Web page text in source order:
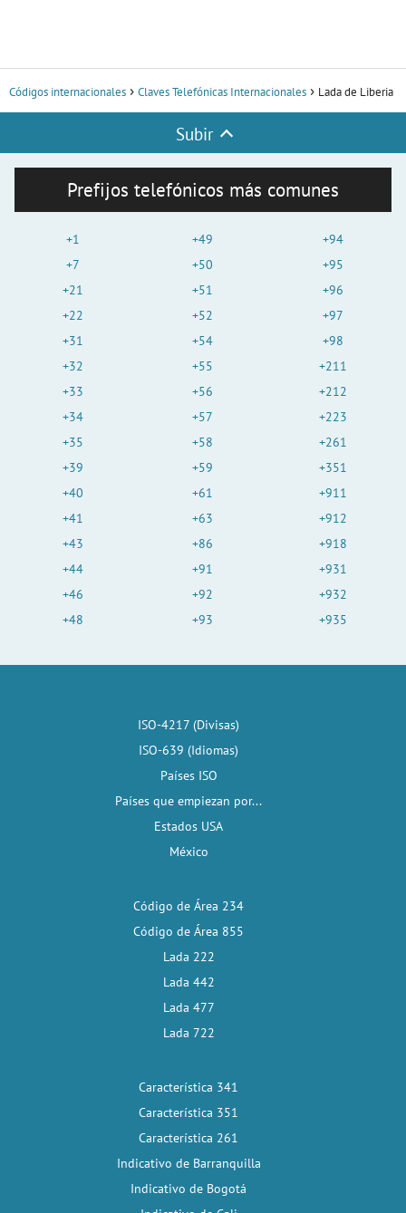
Códigos internacionales Claves Telefónicas Internacionales Lada de Liberia
Subir
Prefijos telefónicos más comunes
+1
+7
+21
+22
+31
+32
+33
+34
+35
+39
+40
+41
+43
+44
+46
+48
+49
+50
+51
+52
+54
+55
+56
+57
+58
+59
+61
+63
+86
+91
+92
+93
+94
+95
+96
+97
+98
+211
+212
+223
+261
+351
+911
+912
+918
+931
+932
+935
ISO-4217 (Divisas)
ISO-639 (Idiomas)
Países ISO
Países que empiezan por...
Estados USA
México
Código de Área 234
Código de Área 855
Lada 222
Lada 442
Lada 477
Lada 722
Característica 341
Característica 351
Característica 261
Indicativo de Barranquilla
Indicativo de Bogotá